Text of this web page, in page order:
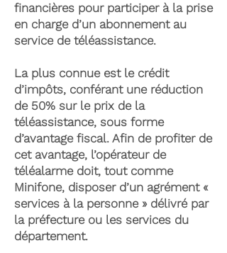
financières pour participer à la prise
en charge d’un abonnement au
service de téléassistance.
La plus connue est le crédit
d’impôts, conférant une réduction
de 50% sur le prix de la
téléassistance, sous forme
d’avantage fiscal. Afin de profiter de
cet avantage, l’opérateur de
téléalarme doit, tout comme
Minifone, disposer d’un agrément «
services à la personne » délivré par
la préfecture ou les services du
département.